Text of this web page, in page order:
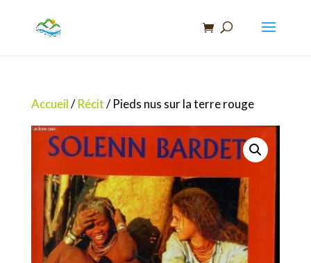
Accueil/Récit/ Pieds nus sur la terre rouge